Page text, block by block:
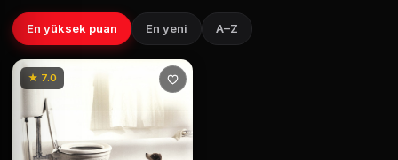
En yüksek puan En yeni A–Z
★ 7.0